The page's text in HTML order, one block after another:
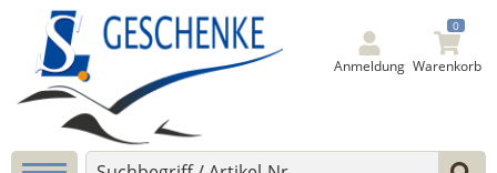
Anmeldung
0
Warenkorb